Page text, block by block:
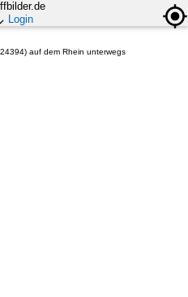
Login
auf dem Rhein unterwegs